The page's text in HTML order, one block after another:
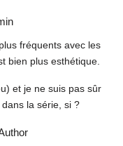
fréquents avec les
bien plus esthétique.
et je ne suis pas sûr
la série, si ?